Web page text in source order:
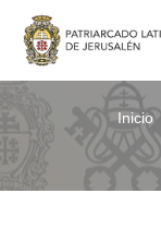
Inicio